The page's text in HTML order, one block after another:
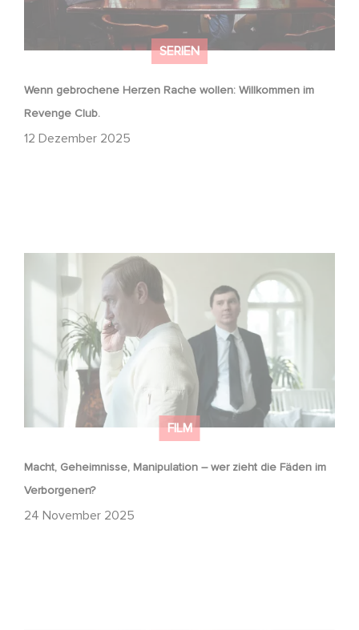
SERIEN
Wenn gebrochene Herzen Rache wollen: Willkommen im
Revenge Club.
12 Dezember 2025
FILM
Macht, Geheimnisse, Manipulation – wer zieht die Fäden im
Verborgenen?
24 November 2025
Macht, Geheimnisse, Manipulation – wer zieht die Fäden
im Verborgenen?